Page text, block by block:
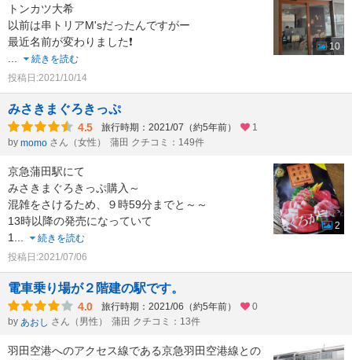
トンカツ大希
以前は串トリアM'sだったんですがー
最近名前が変わりました❗
続きを読む
投稿日:2021/10/14
10
みさきまぐろきっぷ
4.5 旅行時期：2021/07（約5年前）
1
by momo さん（女性） 蒲田 クチコミ：149件
京急蒲田駅にて
みさきまぐろきっぷ購入～
混雑をさけるため、９時59分までと～～
13時以降の発売になっていて
1
続きを読む
投稿日:2021/07/06
2
電車乗り場が２階建の駅です。
4.0 旅行時期：2021/06（約5年前）
0
by あおし さん（男性） 蒲田 クチコミ：13件
羽田空港へのアクセス線である京急羽田空港線との